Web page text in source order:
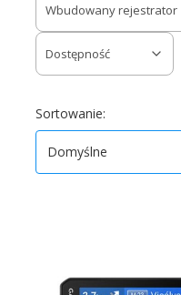
Wbudowany rejestrator
Dostępność
Sortowanie:
Domyślne